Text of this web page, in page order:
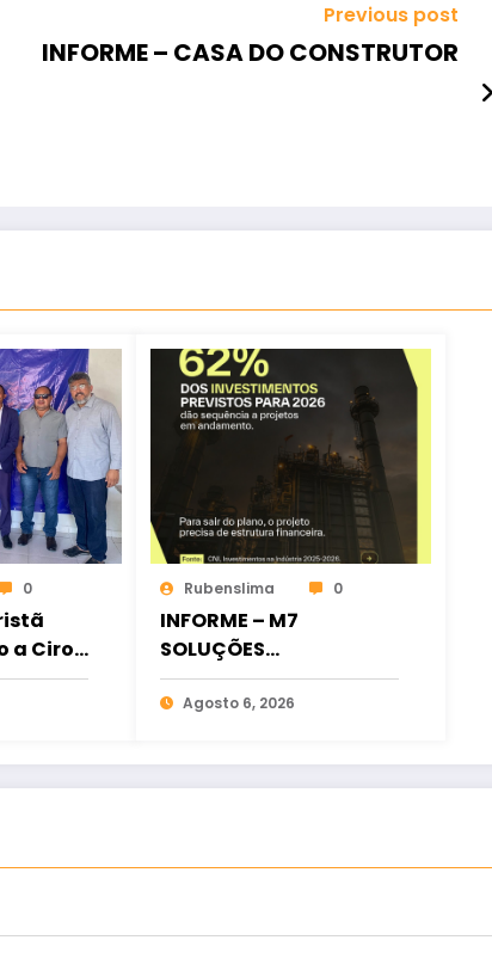
Previous post
INFORME – CASA DO CONSTRUTOR
0
a Ciro
Rubenslima 0
INFORME – M7
SOLUÇÕES
FINANCEIRAS
Agosto 6, 2026